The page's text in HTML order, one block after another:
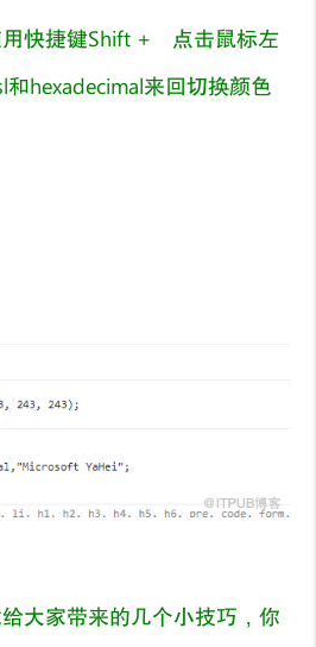
快捷键Shift + 点击鼠标左
hexadecimal来回切换颜色
大家带来的几个小技巧，你